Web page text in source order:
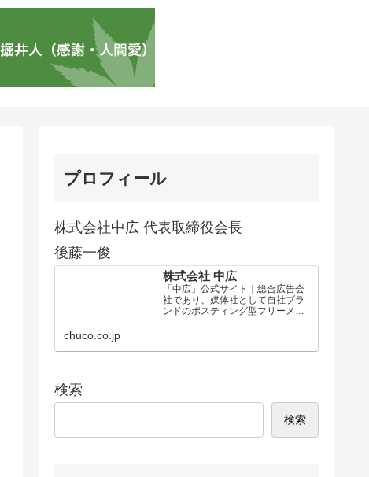
プロフィール
株式会社中広 代表取締役会長
後藤一俊
株式会社 中広
「中広」公式サイト｜総合広告会
社であり、媒体社として自社ブラ
ンドのポスティング型フリーメデ
chuco.co.jp
検索
検索